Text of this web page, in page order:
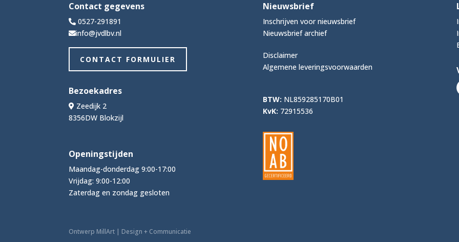
Contact gegevens
0527-291891
info@jvdlbv.nl
CONTACT FORMULIER
Bezoekadres
Zeedijk 2
8356DW Blokzijl
Openingstijden
Maandag-donderdag 9:00-17:00
Vrijdag: 9:00-12:00
Zaterdag en zondag gesloten
Nieuwsbrief
Inschrijven voor nieuwsbrief
Nieuwsbrief archief
Disclaimer
Algemene leveringsvoorwaarden
BTW: NL859285170B01
KvK: 72915536
Ontwerp MillArt | Design + Communicatie